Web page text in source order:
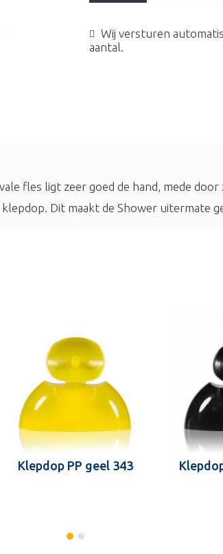
Wij versturen
aantal.
fles ligt zeer goed de hand, mede
Dit maakt de Shower uitermate
Klepdop PP geel 343